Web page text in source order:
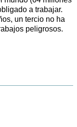
a trabajar.
un tercio no ha
peligrosos.